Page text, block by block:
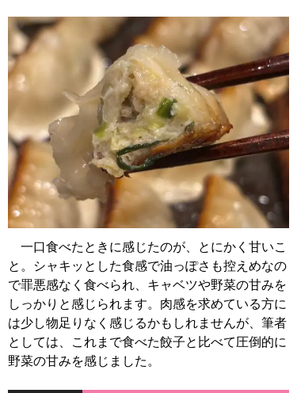
一口食べたときに感じたのが、とにかく甘いこ
と。シャキッとした食感で油っぽさも控えめなの
で罪悪感なく食べられ、キャベツや野菜の甘みを
しっかりと感じられます。肉感を求めている方に
は少し物足りなく感じるかもしれませんが、筆者
としては、これまで食べた餃子と比べて圧倒的に
野菜の甘みを感じました。